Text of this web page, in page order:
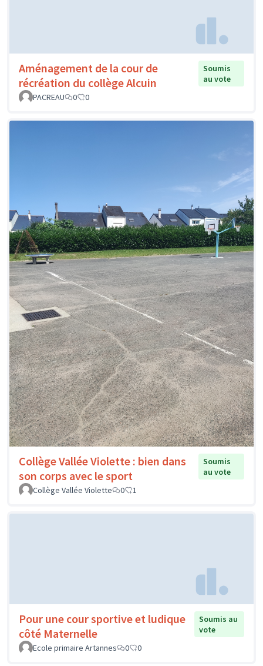
Aménagement de la cour de
récréation du collège Alcuin
Soumis
au vote
PACREAU
0 0
Collège Vallée Violette : bien dans
son corps avec le sport
Soumis
au vote
Collège Vallée Violette
0 1
Pour une cour sportive et ludique
côté Maternelle
Soumis au
vote
Ecole primaire Artannes
0 0